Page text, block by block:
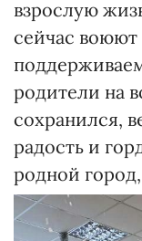
взрослую
сейчас
родители на
сохранился,
радость и
родной